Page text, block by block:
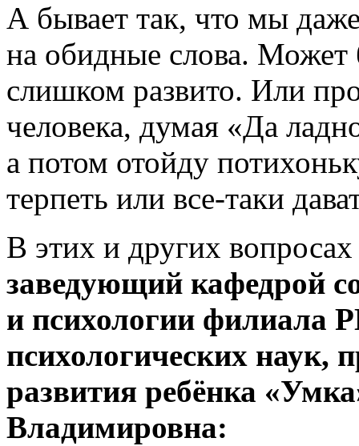
А бывает так, что мы
на обидные слова. Может
слишком развито. Или
человека, думая «Да
а потом отойду
терпеть или все-таки
В этих и других
заведующий кафедрой
и психологии филиала
психологических наук,
развития ребёнка
Владимировна: